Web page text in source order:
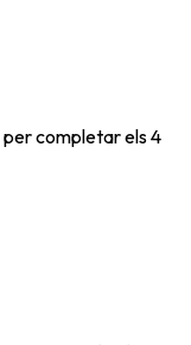
completar els 4